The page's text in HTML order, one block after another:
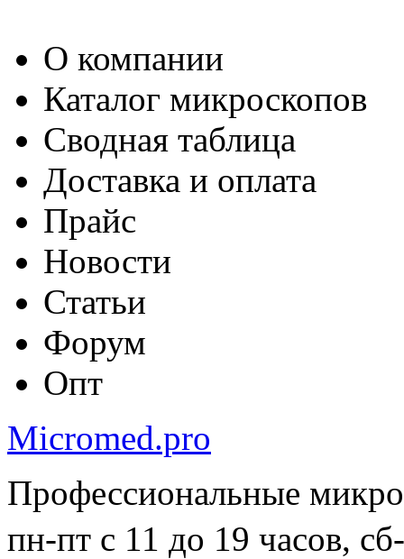
О компании
Каталог микроскопов
Сводная таблица
Доставка и оплата
Прайс
Новости
Статьи
Форум
Опт
Micromed.pro
Профессиональные
пн-пт с 11 до 19 часов,